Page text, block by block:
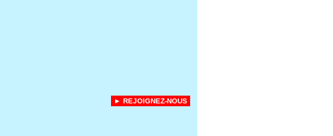
► REJOIGNEZ-NOUS